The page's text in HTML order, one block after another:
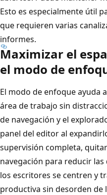
Esto es especialmente útil
que requieren varias
informes.
Maximizar el
el modo de
El modo de enfoque ayuda
área de trabajo sin
de navegación y el
panel del editor al
supervisión completa,
navegación para reducir
los escritores se centren y
productiva sin desorden de